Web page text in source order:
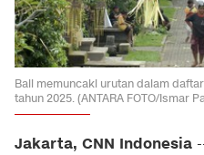
Bali memuncaki urutan dalam
tahun 2025. (ANTARA FOTO/Ismar
Jakarta, CNN Indonesia